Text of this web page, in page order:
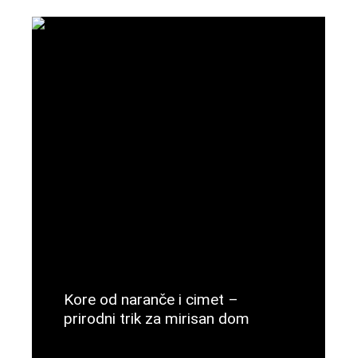
Kore od naranče i cimet –
prirodni trik za mirisan dom